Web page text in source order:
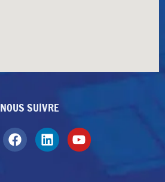
NOUS SUIVRE